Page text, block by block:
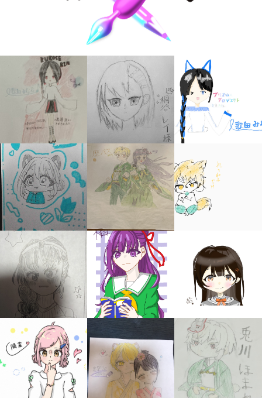
キミノラジオ配信中！
いろんな動画が
見られる